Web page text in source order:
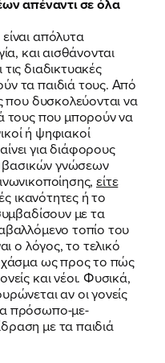
απέναντι σε όλα
απόλυτα
και αισθάνονται
διαδικτυακές
τα παιδιά τους. Από
που δυσκολεύονται να
τους που μπορούν να
ή ψηφιακοί
για διάφορους
βασικών γνώσεων
είτε
ικανότητες ή το
με τα
τοπίο του
ο λόγος, το τελικό
χάσμα ως προς το πώς
και νέοι. Φυσικά,
αν οι γονείς
πρόσωπο-με-
με τα παιδιά